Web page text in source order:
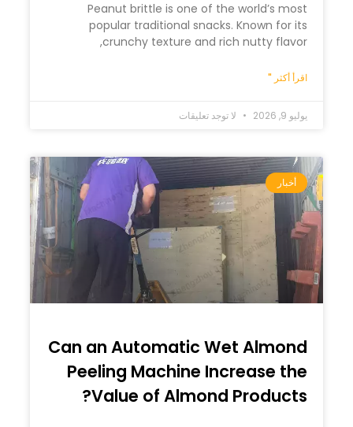
Peanut brittle is one of the world’s most
popular traditional snacks. Known for its
crunchy texture and rich nutty flavor,
اقرأ أكثر "
يوليو 9, 2026 لا توجد تعليقات
أخبار
Can an Automatic Wet Almond
Peeling Machine Increase the
Value of Almond Products?